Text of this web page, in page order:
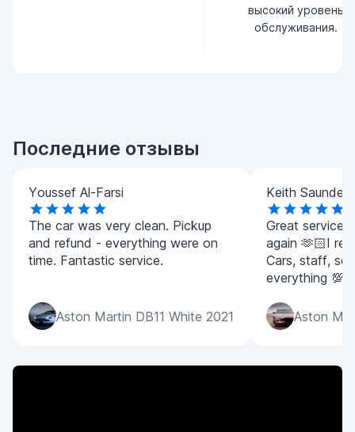
высокий уровень
обслуживания.
Последние отзывы
Youssef Al-Farsi
The car was very clean. Pickup
and refund - everything were on
time. Fantastic service.
Aston Martin DB11 White 2021
Keith Saunders
Great service!
again 🫶🏻I
Cars, staff,
everything 💯
Aston